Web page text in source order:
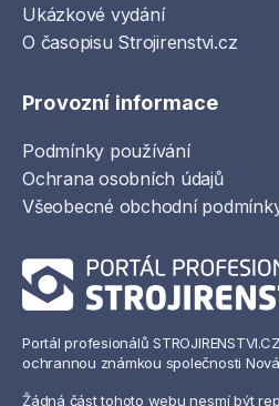
Ukázkové vydání
O časopisu Strojirenstvi.cz
Provozní informace
Podmínky používání
Ochrana osobních údajů
Všeobecné obchodní
Portál profesionálů
ochrannou známkou společnosti
Žádná část tohoto webu nesmí být